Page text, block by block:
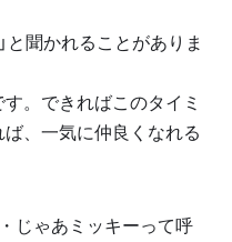
と聞かれることがありま
。できればこのタイミ
、一気に仲良くなれる
じゃあミッキーって呼